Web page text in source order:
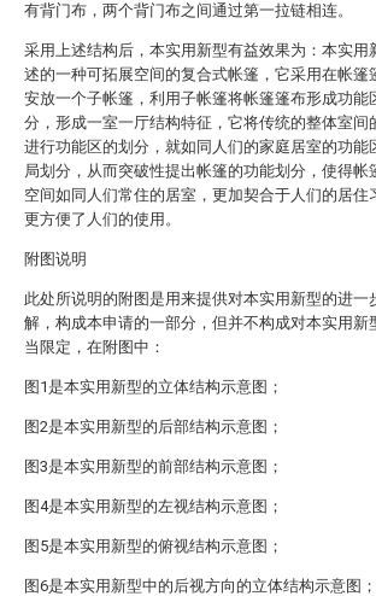
有背门布，两个背门布之间通过第一拉链相连。
采用上述结构后，本实用新型有益效果为：本实用
述的一种可拓展空间的复合式帐篷，它采用在帐篷
安放一个子帐篷，利用子帐篷将帐篷篷布形成功能
分，形成一室一厅结构特征，它将传统的整体室间
进行功能区的划分，就如同人们的家庭居室的功能
局划分，从而突破性提出帐篷的功能划分，使得帐
空间如同人们常住的居室，更加契合于人们的居住
更方便了人们的使用。
附图说明
此处所说明的附图是用来提供对本实用新型的进一
解，构成本申请的一部分，但并不构成对本实用新
当限定，在附图中：
图1是本实用新型的立体结构示意图；
图2是本实用新型的后部结构示意图；
图3是本实用新型的前部结构示意图；
图4是本实用新型的左视结构示意图；
图5是本实用新型的俯视结构示意图；
图6是本实用新型中的后视方向的立体结构示意图；